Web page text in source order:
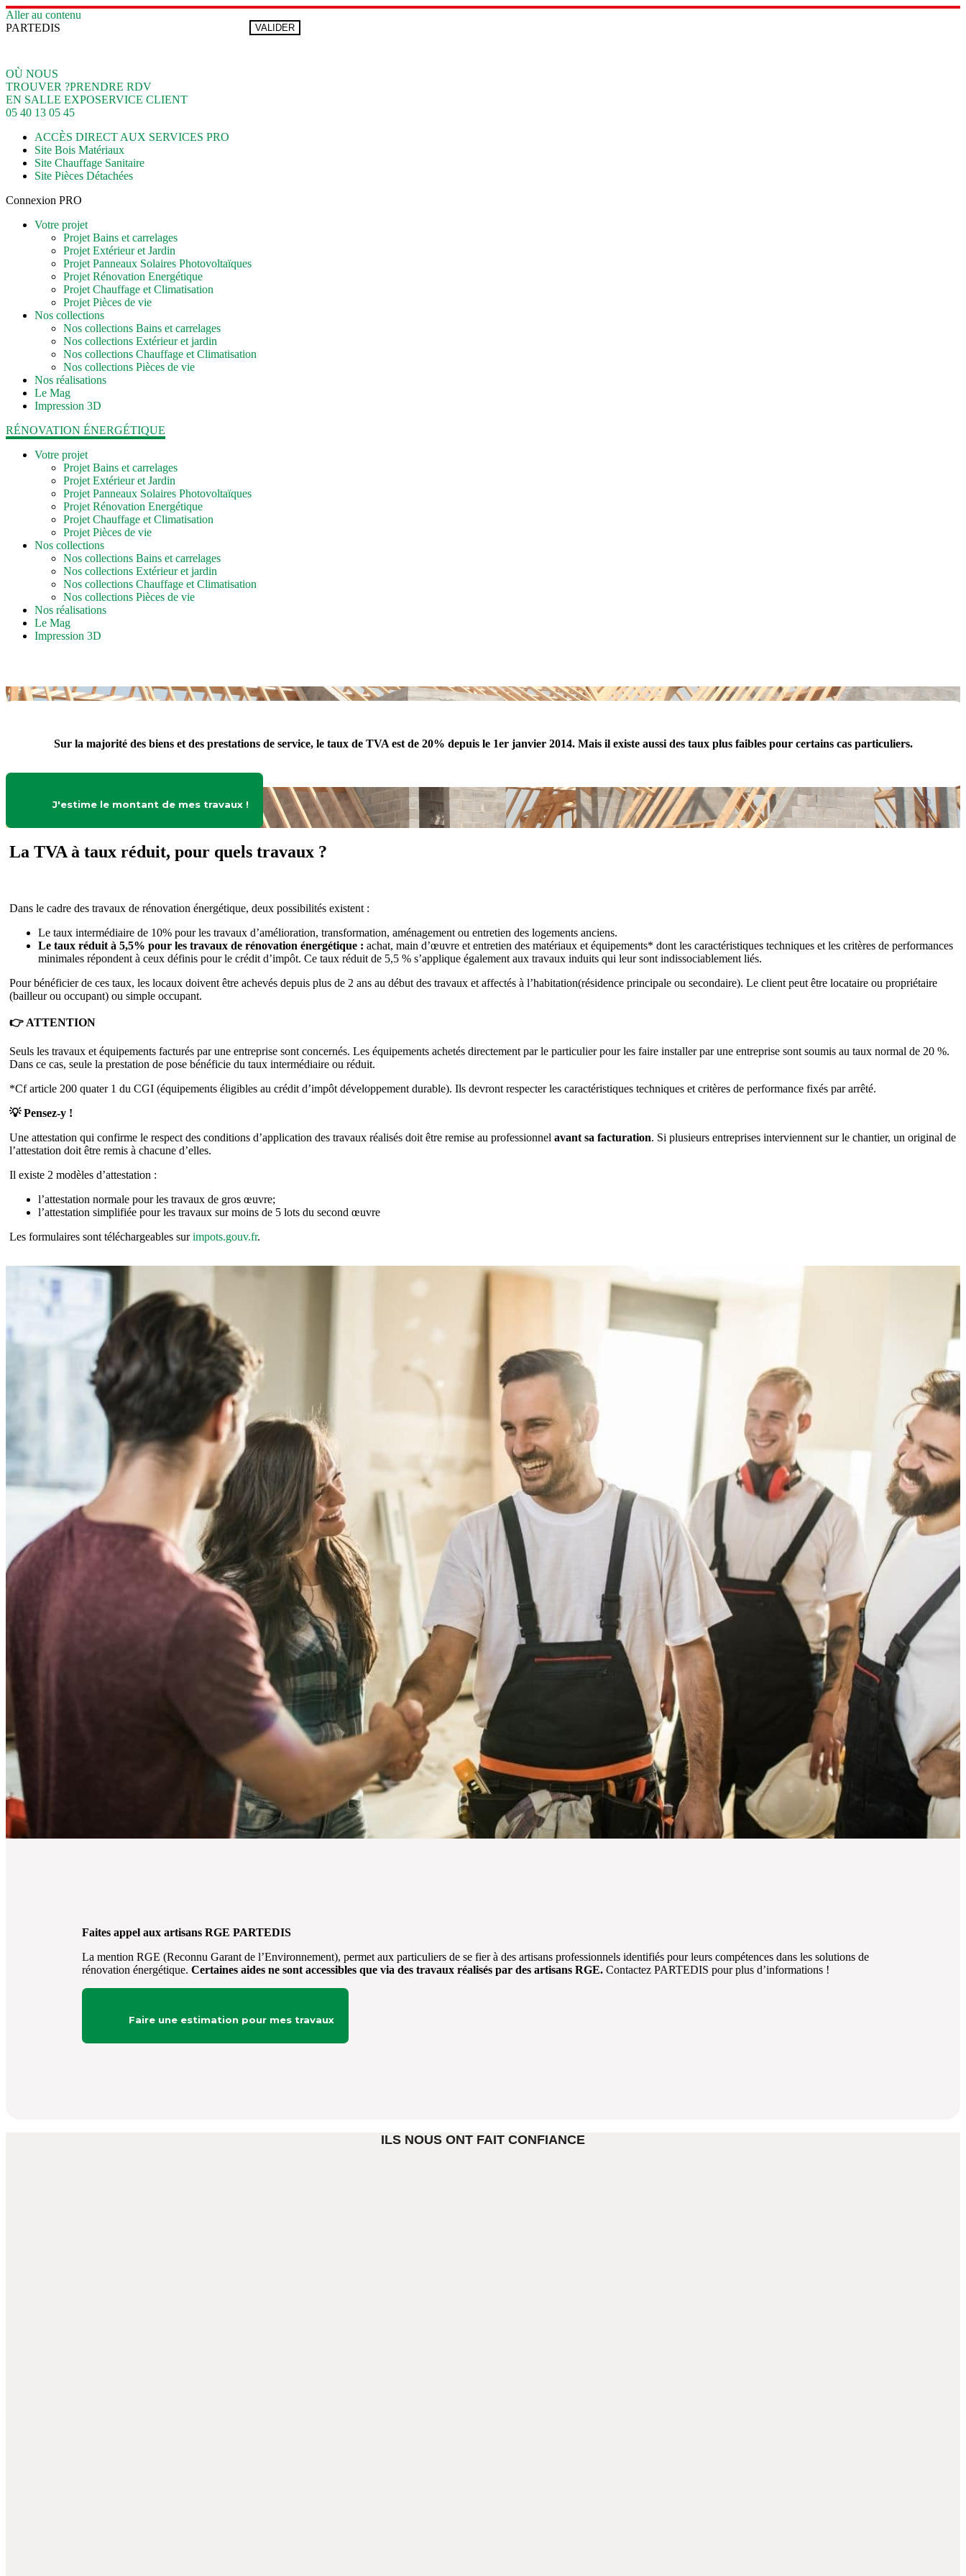
Aller au contenu
PARTEDIS
OÙ NOUS
TROUVER ?PRENDRE RDV
EN SALLE EXPOSERVICE CLIENT
05 40 13 05 45
ACCÈS DIRECT AUX SERVICES PRO
Site Bois Matériaux
Site Chauffage Sanitaire
Site Pièces Détachées
Connexion PRO
Votre projet
Projet Bains et carrelages
Projet Extérieur et Jardin
Projet Panneaux Solaires Photovoltaïques
Projet Rénovation Energétique
Projet Chauffage et Climatisation
Projet Pièces de vie
Nos collections
Nos collections Bains et carrelages
Nos collections Extérieur et jardin
Nos collections Chauffage et Climatisation
Nos collections Pièces de vie
Nos réalisations
Le Mag
Impression 3D
RÉNOVATION ÉNERGÉTIQUE
Votre projet
Projet Bains et carrelages
Projet Extérieur et Jardin
Projet Panneaux Solaires Photovoltaïques
Projet Rénovation Energétique
Projet Chauffage et Climatisation
Projet Pièces de vie
Nos collections
Nos collections Bains et carrelages
Nos collections Extérieur et jardin
Nos collections Chauffage et Climatisation
Nos collections Pièces de vie
Nos réalisations
Le Mag
Impression 3D
Sur la majorité des biens et des prestations de service, le taux de TVA est de 20% depuis le 1er janvier 2014. Mais il existe aussi des taux plus faibles pour certains cas particuliers.
J'estime le montant de mes travaux !
La TVA à taux réduit, pour quels travaux ?
Dans le cadre des travaux de rénovation énergétique, deux possibilités existent :
Le taux intermédiaire de 10% pour les travaux d’amélioration, transformation, aménagement ou entretien des logements anciens.
Le taux réduit à 5,5% pour les travaux de rénovation énergétique : achat, main d’œuvre et entretien des matériaux et équipements* dont les caractéristiques techniques et les critères de performances
minimales répondent à ceux définis pour le crédit d’impôt. Ce taux réduit de 5,5 % s’applique également aux travaux induits qui leur sont indissociablement liés.
Pour bénéficier de ces taux, les locaux doivent être achevés depuis plus de 2 ans au début des travaux et affectés à l’habitation(résidence principale ou secondaire). Le client peut être locataire ou propriétaire
(bailleur ou occupant) ou simple occupant.
👉 ATTENTION
Seuls les travaux et équipements facturés par une entreprise sont concernés. Les équipements achetés directement par le particulier pour les faire installer par une entreprise sont soumis au taux normal de 20 %.
Dans ce cas, seule la prestation de pose bénéficie du taux intermédiaire ou réduit.
*Cf article 200 quater 1 du CGI (équipements éligibles au crédit d’impôt développement durable). Ils devront respecter les caractéristiques techniques et critères de performance fixés par arrêté.
💡 Pensez-y !
Une attestation qui confirme le respect des conditions d’application des travaux réalisés doit être remise au professionnel avant sa facturation. Si plusieurs entreprises interviennent sur le chantier, un original de
l’attestation doit être remis à chacune d’elles.
Il existe 2 modèles d’attestation :
l’attestation normale pour les travaux de gros œuvre;
l’attestation simplifiée pour les travaux sur moins de 5 lots du second œuvre
Les formulaires sont téléchargeables surimpots.gouv.fr.
Faites appel aux artisans RGE PARTEDIS
La mention RGE (Reconnu Garant de l’Environnement), permet aux particuliers de se fier à des artisans professionnels identifiés pour leurs compétences dans les solutions de
rénovation énergétique.Certaines aides ne sont accessibles que via des travaux réalisés par des artisans RGE. Contactez PARTEDIS pour plus d’informations !
Faire une estimation pour mes travaux
ILS NOUS ONT FAIT CONFIANCE
VALIDER